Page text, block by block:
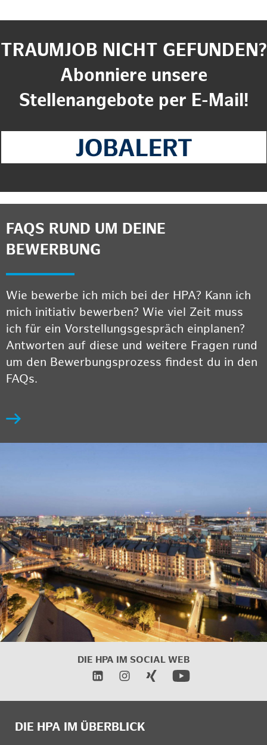
TRAUMJOB NICHT GEFUNDEN?
Abonniere unsere
Stellenangebote per E-Mail!
FAQS RUND UM DEINE
BEWERBUNG
Wie bewerbe ich mich bei der HPA? Kann ich
mich initiativ bewerben? Wie viel Zeit muss
ich für ein Vorstellungsgespräch einplanen?
Antworten auf diese und weitere Fragen rund
um den Bewerbungsprozess findest du in den
FAQs.
DIE HPA IM SOCIAL WEB
DIE HPA IM ÜBERBLICK